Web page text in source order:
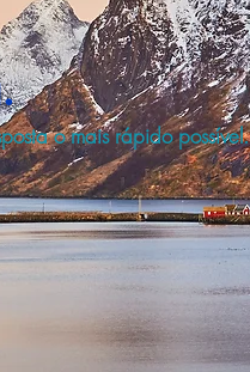
o mais rápido possível.